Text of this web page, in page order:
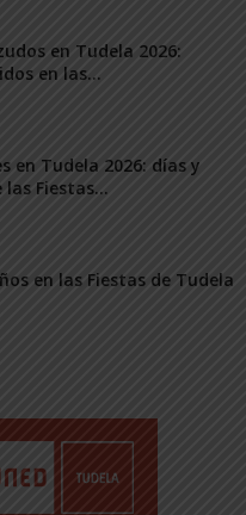
en Tudela 2026:
en las...
en Tudela 2026: días y
Fiestas...
en las Fiestas de Tudela